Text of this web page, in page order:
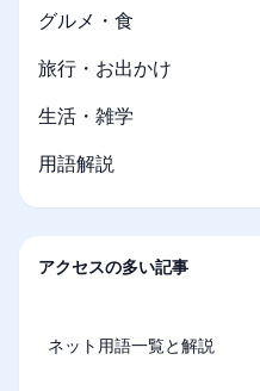
グルメ・食
旅行・お出かけ
生活・雑学
用語解説
アクセスの多い記事
ネット用語一覧と解説